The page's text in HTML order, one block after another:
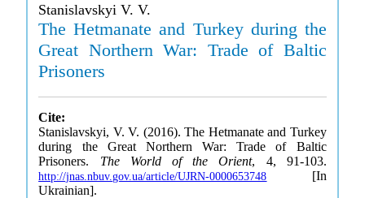
Stanislavskyi V. V.
The Hetmanate and Turkey during the
Great Northern War: Trade of Baltic
Prisoners
Cite:
Stanislavskyi, V. V. (2016). The Hetmanate and Turkey
during the Great Northern War: Trade of Baltic
Prisoners. The World of the Orient, 4, 91-103.
http://jnas.nbuv.gov.ua/article/UJRN-0000653748 [In
Ukrainian].